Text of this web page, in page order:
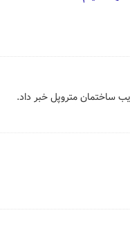
ساختمان متروپل خبر داد.